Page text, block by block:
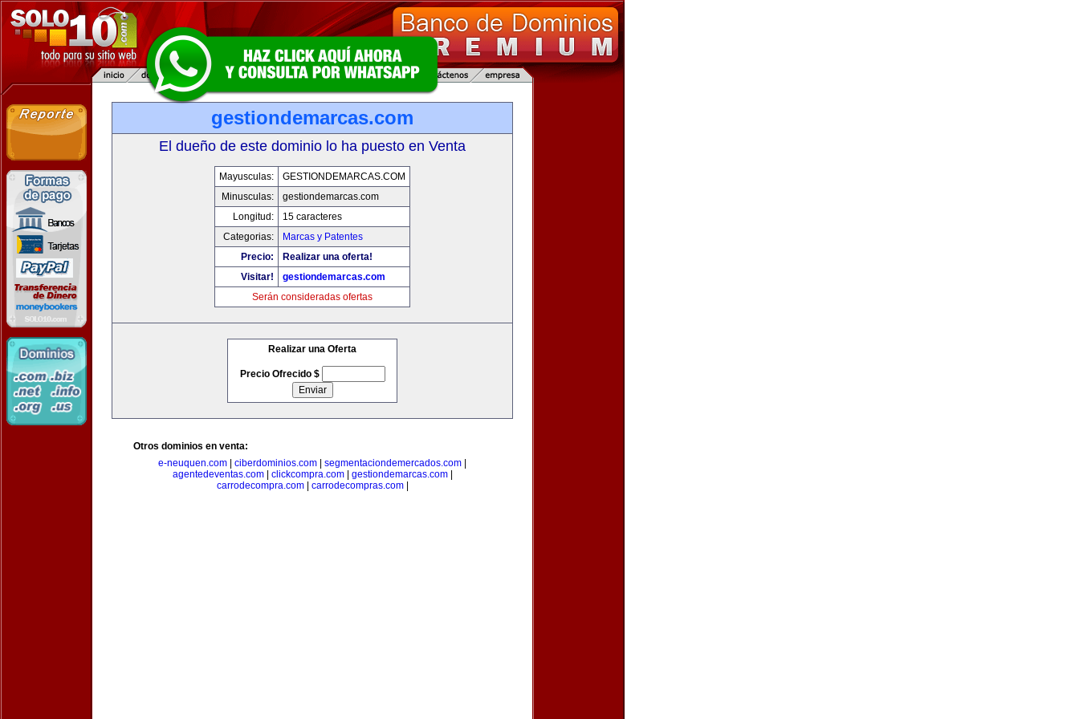
gestiondemarcas.com
El dueño de este dominio lo ha puesto en Venta
Mayusculas:
GESTIONDEMARCAS.COM
Minusculas:
gestiondemarcas.com
Longitud:
15 caracteres
Categorias:
Marcas y Patentes
Precio:
Realizar una oferta!
Visitar!
gestiondemarcas.com
Serán consideradas ofertas
Realizar una Oferta
Precio Ofrecido $
Otros dominios en venta:
e-neuquen.com
ciberdominios.com segmentaciondemercados.com
agentedeventas.com| clickcompra.com| gestiondemarcas.com|
carrodecompra.com| carrodecompras.com|